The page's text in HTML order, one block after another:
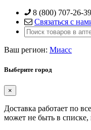
Skip
content
8 (800) 707-26-39
Связаться с
Ваш регион: Миасс
Выберите город
×
Доставка работает по
может не быть в